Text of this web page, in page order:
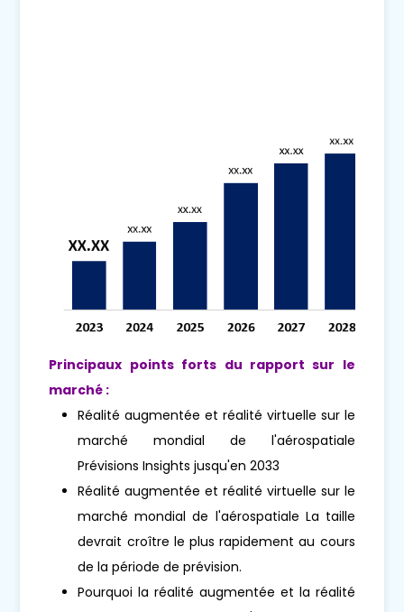
Principaux points forts du rapport sur le
marché :
Réalité augmentée et réalité virtuelle sur le
marché mondial de l'aérospatiale
Prévisions Insights jusqu'en 2033
Réalité augmentée et réalité virtuelle sur le
marché mondial de l'aérospatiale La taille
devrait croître le plus rapidement au cours
de la période de prévision.
Pourquoi la réalité augmentée et la réalité